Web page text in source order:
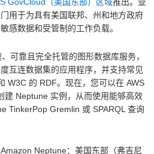
用于为具有美国联邦、州和地方政府
感数据和受管制的工作负载。
可靠且完全托管的图形数据库服务，
互连数据集的应用程序，并支持常见
W3C 的 RDF。现在，您可以在 AWS
建 Neptune 实例，从而使用能够高效
TinkerPop Gremlin 或 SPARQL 查询
Neptune：美国东部（弗吉尼